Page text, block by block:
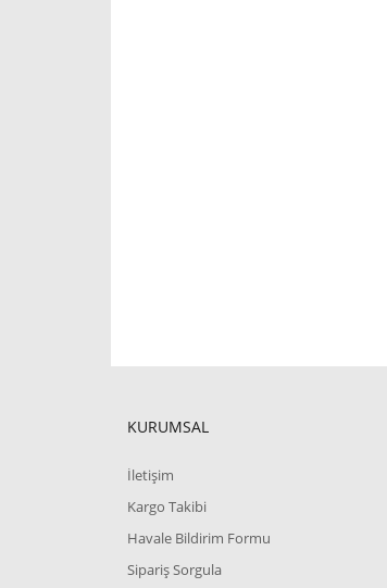
KURUMSAL
İletişim
Kargo Takibi
Havale Bildirim Formu
Sipariş Sorgula